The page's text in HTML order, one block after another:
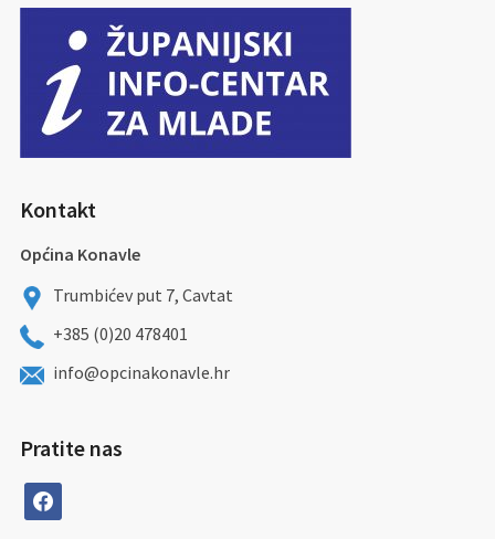
Kontakt
Općina Konavle
Trumbićev put 7, Cavtat
+385 (0)20 478401
info@opcinakonavle.hr
Pratite nas
facebook